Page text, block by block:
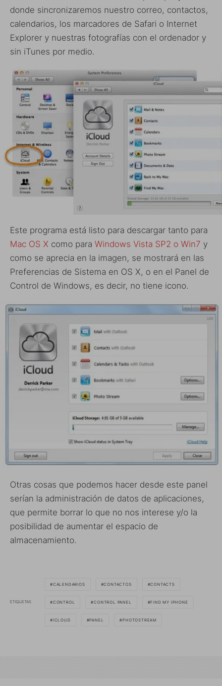
donde sincronizaremos nuestro correo, contactos,
calendarios, los marcadores de Safari o Internet
Explorer y nuestras fotografías con el ordenador y
sin iTunes por medio.
Este programa está listo para descargar tanto para
Mac OS X como para Windows Vista SP2 o Win7 y
como se aprecia en la imagen, se mostrará en las
Preferencias de Sistema en OS X, o en el Panel de
Control de Windows, es decir, no tiene icono.
Otras cosas que podemos hacer desde este panel
serían la administración de datos de aplicaciones,
que permite borrar lo que no nos interese y/o la
posibilidad de aumentar el espacio de
almacenamiento.
ETIQUETAS
CALENDARIOS CONTACTOS CONTACTS
CONTROL CONTROL PANEL FIND MY IPHONE
ICLOUD PANEL PHOTOSTREAM